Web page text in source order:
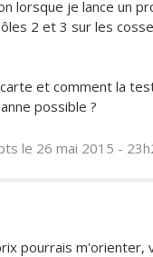
lorsque je lance un
2 et 3 sur les
et comment la
possible ?
le 26 mai 2015 -
pourrais m'orienter,